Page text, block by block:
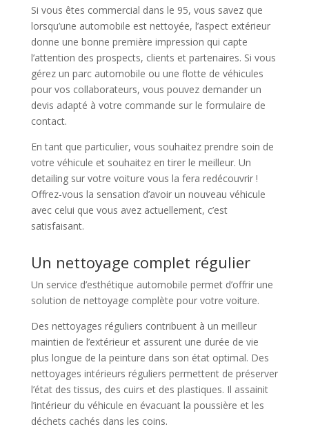
Si vous êtes commercial dans le 95, vous savez que
lorsqu’une automobile est nettoyée, l’aspect extérieur
donne une bonne première impression qui capte
l’attention des prospects, clients et partenaires. Si vous
gérez un parc automobile ou une flotte de véhicules
pour vos collaborateurs, vous pouvez demander un
devis adapté à votre commande sur le formulaire de
contact.
En tant que particulier, vous souhaitez prendre soin de
votre véhicule et souhaitez en tirer le meilleur. Un
detailing sur votre voiture vous la fera redécouvrir !
Offrez-vous la sensation d’avoir un nouveau véhicule
avec celui que vous avez actuellement, c’est
satisfaisant.
Un nettoyage complet régulier
Un service d’esthétique automobile permet d’offrir une
solution de nettoyage complète pour votre voiture.
Des nettoyages réguliers contribuent à un meilleur
maintien de l’extérieur et assurent une durée de vie
plus longue de la peinture dans son état optimal. Des
nettoyages intérieurs réguliers permettent de préserver
l’état des tissus, des cuirs et des plastiques. Il assainit
l’intérieur du véhicule en évacuant la poussière et les
déchets cachés dans les coins.